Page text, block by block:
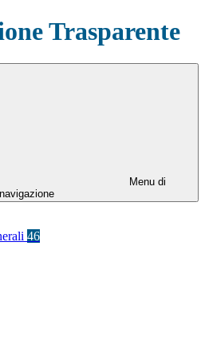
Trasparente
Menu di
navigazione
46